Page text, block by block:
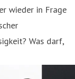
wieder in Frage
Was darf,